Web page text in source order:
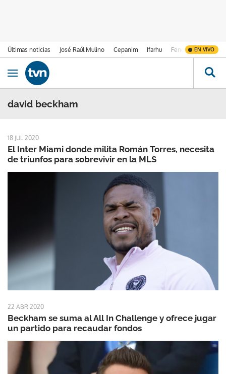
Últimas noticias José Raúl Mulino Cepanim Ifarhu Fenómeno de El
EN VIVO
Ir al contenido
Obrir navegació
david beckham
18 JUL 2020
El Inter Miami donde milita Román Torres, necesita
de triunfos para sobrevivir en la MLS
22 ABR 2020
Beckham se suma al All In Challenge y ofrece jugar
un partido para recaudar fondos